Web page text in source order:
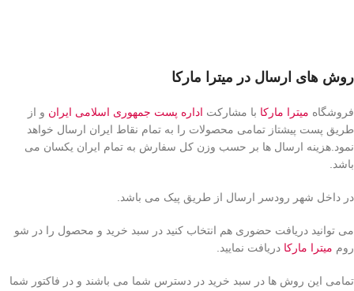
روش های ارسال در میترا مارکا
فروشگاه میترا مارکا با مشارکت اداره پست جمهوری اسلامی ایران و از
طریق پست پیشتاز تمامی محصولات را به تمام نقاط ایران ارسال خواهد
نمود.هزینه ارسال ها بر حسب وزن کل سفارش به تمام ایران یکسان می
باشد.
در داخل شهر رودسر ارسال از طریق پیک می باشد.
می توانید دریافت حضوری هم انتخاب کنید در سبد خرید و محصول را در شو
روم میترا مارکا دریافت نمایید.
تمامی این روش ها در سبد خرید در دسترس شما می باشند و در فاکتور شما